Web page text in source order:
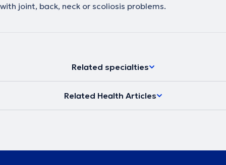
with joint, back, neck or scoliosis problems.
Related specialties
Related Health Articles